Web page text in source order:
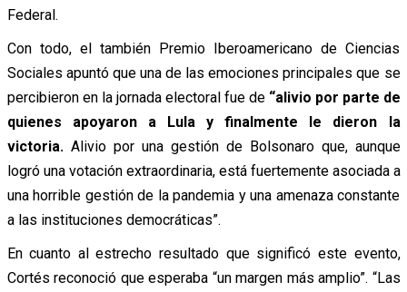
Federal.
Con todo, el también Premio Iberoamericano de Ciencias
Sociales apuntó que una de las emociones principales que se
percibieron en la jornada electoral fue de “alivio por parte de
quienes apoyaron a Lula y finalmente le dieron la
victoria. Alivio por una gestión de Bolsonaro que, aunque
logró una votación extraordinaria, está fuertemente asociada a
una horrible gestión de la pandemia y una amenaza constante
a las instituciones democráticas”.
En cuanto al estrecho resultado que significó este evento,
Cortés reconoció que esperaba “un margen más amplio”. “Las